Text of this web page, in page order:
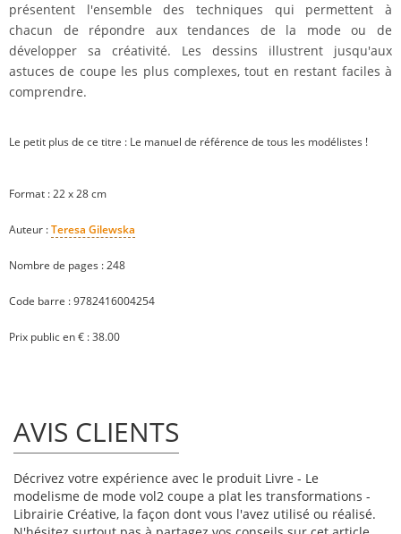
présentent l'ensemble des techniques qui permettent à
chacun de répondre aux tendances de la mode ou de
développer sa créativité. Les dessins illustrent jusqu'aux
astuces de coupe les plus complexes, tout en restant faciles à
comprendre.
Le petit plus de ce titre : Le manuel de référence de tous les modélistes !
Format : 22 x 28 cm
Auteur :Teresa Gilewska
Nombre de pages : 248
Code barre : 9782416004254
Prix public en € : 38.00
AVIS CLIENTS
Décrivez votre expérience avec le produit Livre - Le
modelisme de mode vol2 coupe a plat les transformations -
Librairie Créative, la façon dont vous l'avez utilisé ou réalisé.